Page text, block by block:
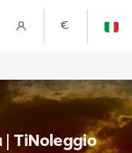
€
TiNoleggio